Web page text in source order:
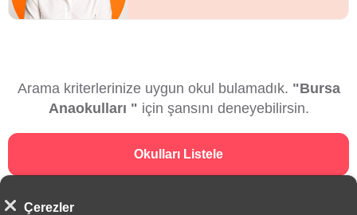
Arama kriterlerinize uygun okul bulamadık. "Bursa
Anaokulları " için şansını deneyebilirsin.
Okulları Listele
Çerezler